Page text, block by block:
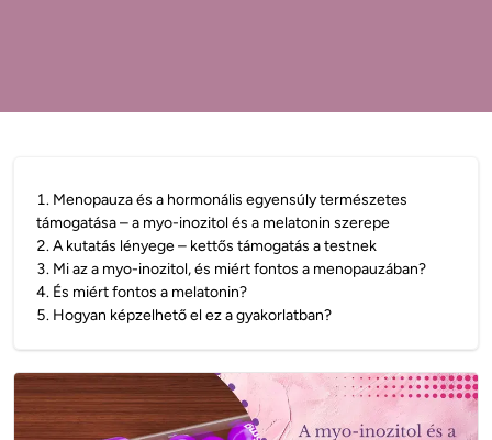
1. Menopauza és a hormonális egyensúly természetes
támogatása – a myo-inozitol és a melatonin szerepe
2.A kutatás lényege – kettős támogatás a testnek
3. Mi az a myo-inozitol, és miért fontos a menopauzában?
4. És miért fontos a melatonin?
5. Hogyan képzelhető el ez a gyakorlatban?